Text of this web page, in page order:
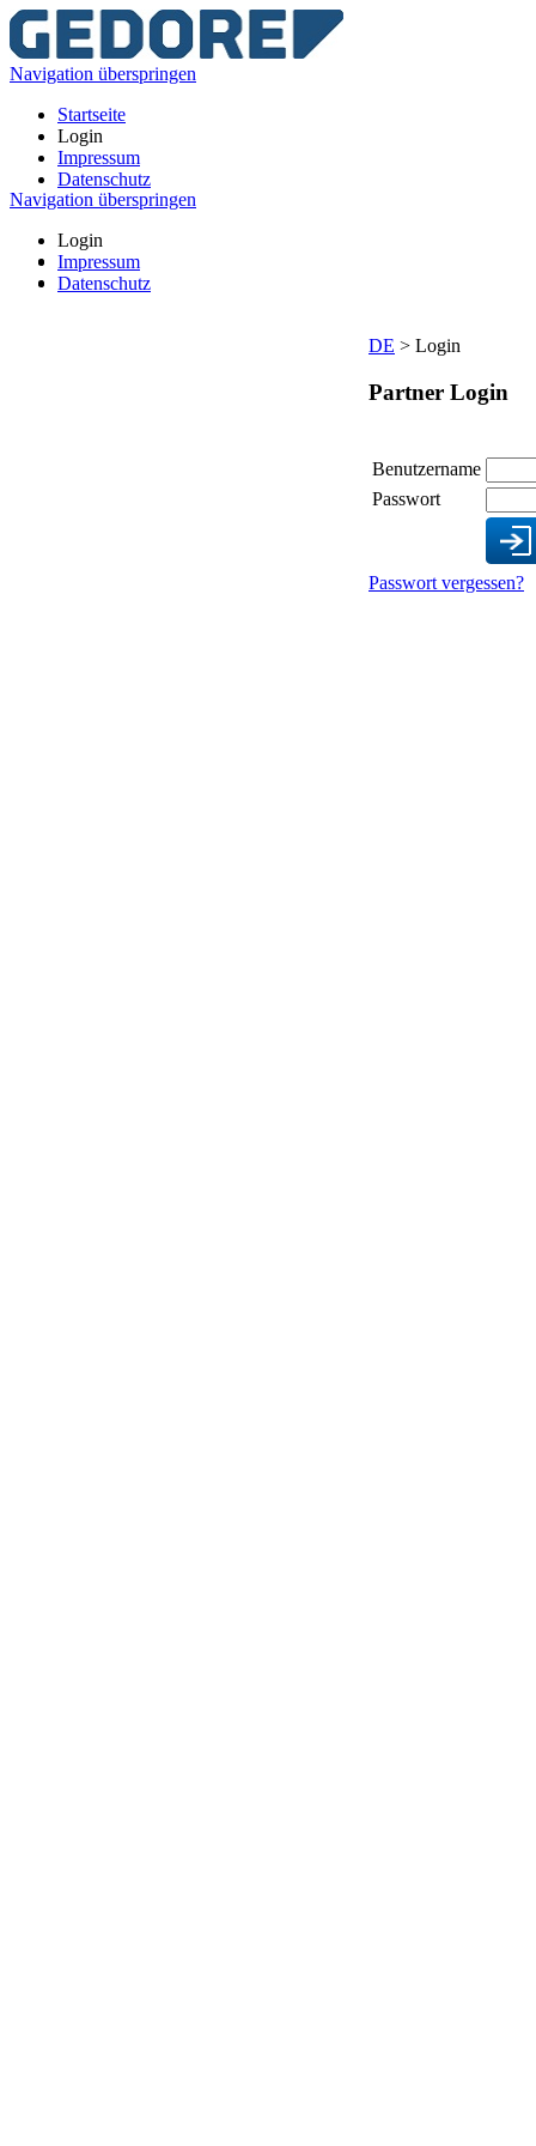
Navigation überspringen
Startseite
Login
Impressum
Datenschutz
Navigation überspringen
Login
Impressum
Datenschutz
DE > Login
Partner Login
Benutzername
Passwort
Passwort vergessen?